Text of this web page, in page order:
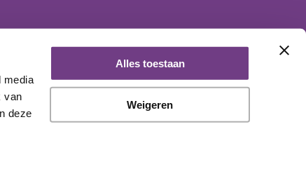
media
van
deze
Alles toestaan
Weigeren